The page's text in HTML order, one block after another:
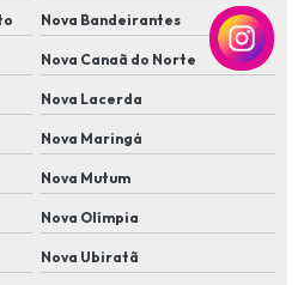
cftv
de portas e janelas
em portões automáticos
e iluminação automatizada
de segurança
Nova Bandeirantes
Nova Canaã do Norte
Nova Lacerda
Nova Maringá
Nova Mutum
Nova Olímpia
Nova Ubiratã